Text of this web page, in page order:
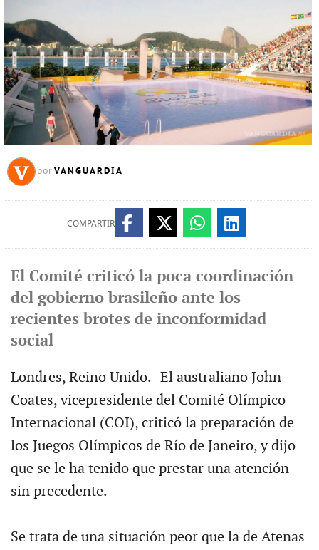
por VANGUARDIA
COMPARTIR
El Comité criticó la poca coordinación
del gobierno brasileño ante los
recientes brotes de inconformidad
social
Londres, Reino Unido.- El australiano John
Coates, vicepresidente del Comité Olímpico
Internacional (COI), criticó la preparación de
los Juegos Olímpicos de Río de Janeiro, y dijo
que se le ha tenido que prestar una atención
sin precedente.
Se trata de una situación peor que la de Atenas